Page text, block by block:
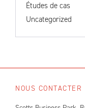
Études de cas
Uncategorized
NOUS CONTACTER